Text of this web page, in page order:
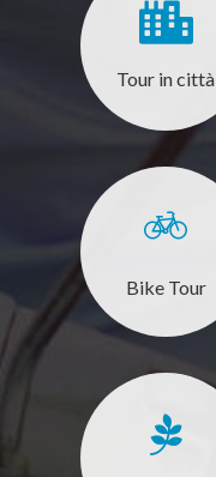
Tour in città
Bike Tour